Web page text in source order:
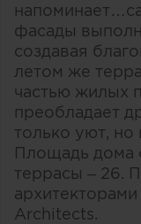
фасады
создавая
летом же
частью жилых
преобладает
только уют,
Площадь дома
террасы – 26.
Architects.